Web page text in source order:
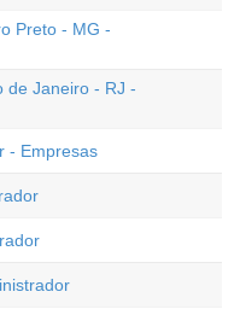
Preto - MG -
de Janeiro - RJ -
- Empresas